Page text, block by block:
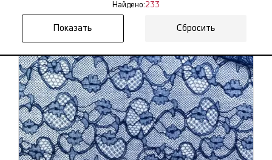
Найдено:233
Сбросить